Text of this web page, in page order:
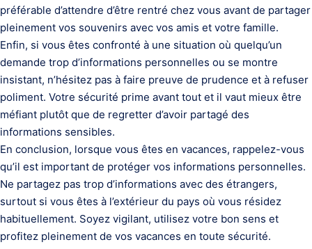
préférable d’attendre d’être rentré chez vous avant de partager
pleinement vos souvenirs avec vos amis et votre famille.
Enfin, si vous êtes confronté à une situation où quelqu’un
demande trop d’informations personnelles ou se montre
insistant, n’hésitez pas à faire preuve de prudence et à refuser
poliment. Votre sécurité prime avant tout et il vaut mieux être
méfiant plutôt que de regretter d’avoir partagé des
informations sensibles.
En conclusion, lorsque vous êtes en vacances, rappelez-vous
qu’il est important de protéger vos informations personnelles.
Ne partagez pas trop d’informations avec des étrangers,
surtout si vous êtes à l’extérieur du pays où vous résidez
habituellement. Soyez vigilant, utilisez votre bon sens et
profitez pleinement de vos vacances en toute sécurité.